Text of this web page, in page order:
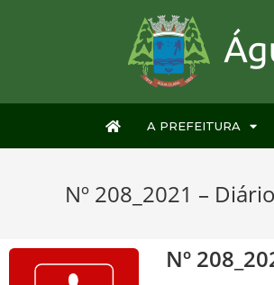
A PREFEITURA
Nº 208_2021 –
Nº